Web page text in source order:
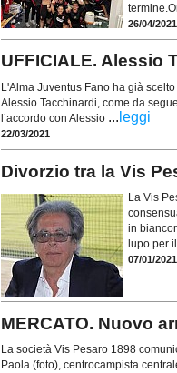
26/04/2021
UFFICIALE. Alessio
L'Alma Juventus Fano ha già
Alessio Tacchinardi, come da
l’accordo con Alessio ... leggi
22/03/2021
Divorzio tra la Vis
La Vis
in
lupo per
07/01/2021
MERCATO. Nuovo
La società Vis Pesaro 1898
Paola (foto), centrocampista